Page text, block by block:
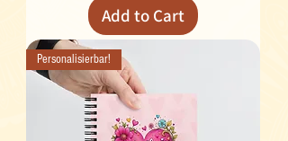
Add to Cart
Personalisierbar!